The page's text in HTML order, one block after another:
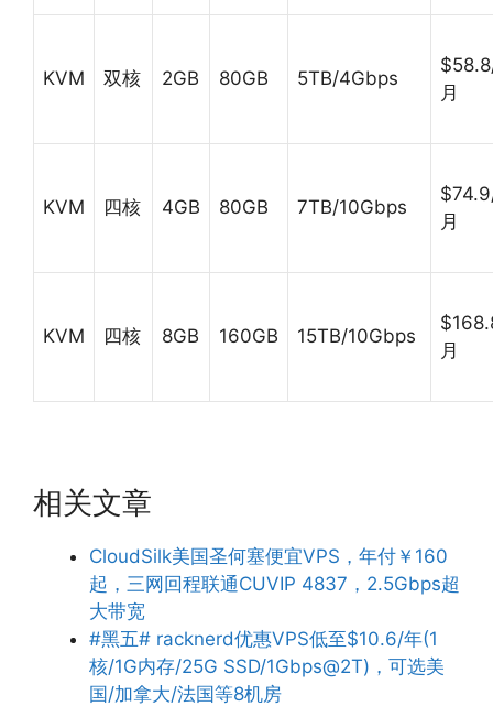
KVM 双核 2GB 80GB 5TB/4Gbps
月
KVM 四核 4GB 80GB 7TB/10Gbps
月
KVM 四核 8GB 160GB 15TB/10Gbps
月
相关文章
CloudSilk美国圣何塞便宜VPS，年付￥160
起，三网回程联通CUVIP 4837，2.5Gbps超
大带宽
#黑五# racknerd优惠VPS低至$10.6/年(1
核/1G内存/25G SSD/1Gbps@2T)，可选美
国/加拿大/法国等8机房